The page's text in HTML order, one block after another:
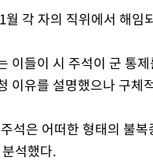
각 자의 직위에서 해임
이들이 시 주석이 군 통
이유를 설명했으나 구체
석은 어떠한 형태의 불
석했다.